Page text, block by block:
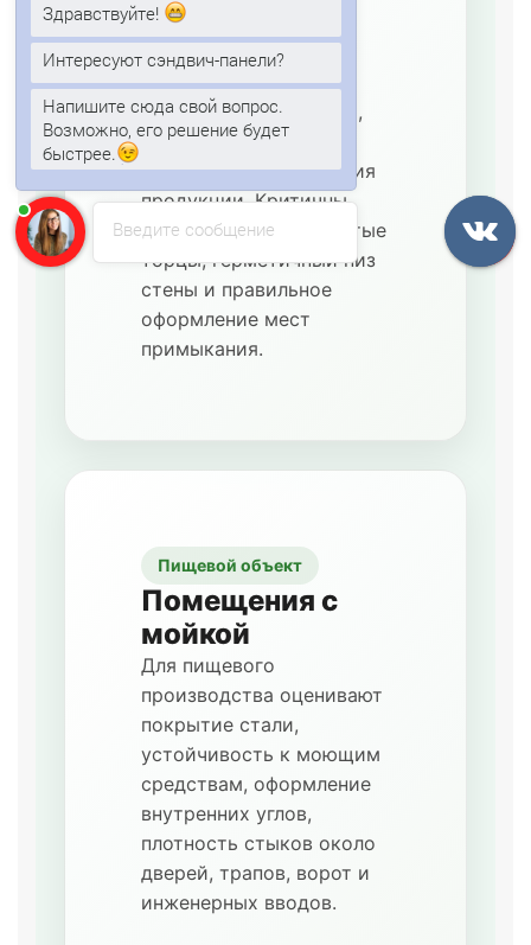
режима
Используются для
охлаждённых складов,
цветочных помещений,
овощных баз и
временного размещения
продукции. Критичны
плотные стыки, закрытые
торцы, герметичный низ
стены и правильное
оформление мест
примыкания.
Пищевой объект
Помещения с
мойкой
Для пищевого
производства оценивают
покрытие стали,
устойчивость к моющим
средствам, оформление
внутренних углов,
плотность стыков около
дверей, трапов, ворот и
инженерных вводов.
Введите сообщение
Здравствуйте!
Интересуют сэндвич-панели?
Напишите сюда свой вопрос.
Возможно, его решение будет
быстрее.